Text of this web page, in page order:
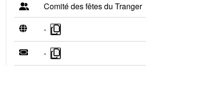
Comité des fêtes du Tranger
-
-